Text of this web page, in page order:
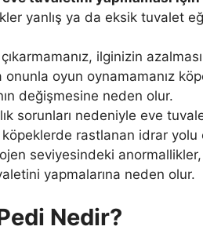
yanlış ya da eksik tuvalet
ilginizin
oyun oynamamanız
değişmesine neden olur.
sorunları nedeniyle eve
rastlanan idrar yolu
seviyesindeki
yapmalarına neden olur.
Nedir?